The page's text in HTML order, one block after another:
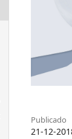
Publicado
21-12-